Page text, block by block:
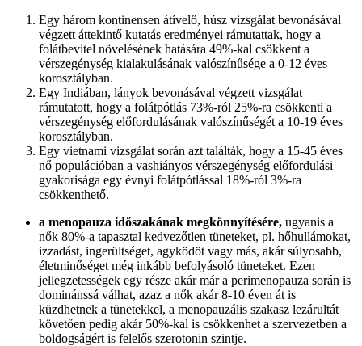
Egy három kontinensen átívelő, húsz vizsgálat bevonásával
végzett áttekintő kutatás eredményei rámutattak, hogy a
folátbevitel növelésének hatására 49%-kal csökkent a
vérszegénység kialakulásának valószínűsége a 0-12 éves
korosztályban.
Egy Indiában, lányok bevonásával végzett vizsgálat
rámutatott, hogy a folátpótlás 73%-ról 25%-ra csökkenti a
vérszegénység előfordulásának valószínűségét a 10-19 éves
korosztályban.
Egy vietnami vizsgálat során azt találták, hogy a 15-45 éves
nő populációban a vashiányos vérszegénység előfordulási
gyakorisága egy évnyi folátpótlással 18%-ról 3%-ra
csökkenthető.
a menopauza időszakának megkönnyítésére, ugyanis a
nők 80%-a tapasztal kedvezőtlen tüneteket, pl. hőhullámokat,
izzadást, ingerültséget, agyködöt vagy más, akár súlyosabb,
életminőséget még inkább befolyásoló tüneteket. Ezen
jellegzetességek egy része akár már a perimenopauza során is
dominánssá válhat, azaz a nők akár 8-10 éven át is
küzdhetnek a tünetekkel, a menopauzális szakasz lezárultát
követően pedig akár 50%-kal is csökkenhet a szervezetben a
boldogságért is felelős szerotonin szintje.